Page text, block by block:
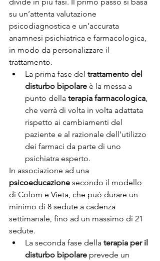
su un’attenta valutazione
psicodiagnostica e un’accurata
anamnesi psichiatrica e farmacologica,
in modo da personalizzare il
trattamento.
La prima fase del trattamento del
disturbo bipolare è la messa a
punto della terapia farmacologica,
che verrà di volta in volta adattata
rispetto ai cambiamenti del
paziente e al razionale dell’utilizzo
dei farmaci da parte di uno
psichiatra esperto.
In associazione ad una
psicoeducazione secondo il modello
di Colom e Vieta, che può durare un
minimo di 8 sedute a cadenza
settimanale, fino ad un massimo di 21
sedute.
La seconda fase della terapia per il
disturbo bipolare prevede un